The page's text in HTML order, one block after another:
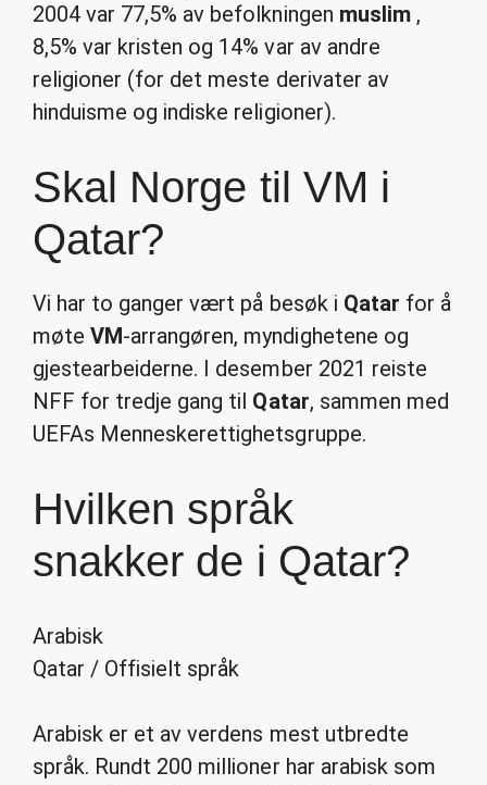
2004 var 77,5% av befolkningen muslim,
8,5% var kristen og 14% var av andre
religioner (for det meste derivater av
hinduisme og indiske religioner).
Skal Norge til VM i
Qatar?
Vi har to ganger vært på besøk i Qatar for å
møteVM-arrangøren, myndighetene og
gjestearbeiderne. I desember 2021 reiste
NFF for tredje gang til Qatar, sammen med
UEFAs Menneskerettighetsgruppe.
Hvilken språk
snakker de i Qatar?
Arabisk
Qatar / Offisielt språk
Arabisk er et av verdens mest utbredte
språk. Rundt 200 millioner har arabisk som